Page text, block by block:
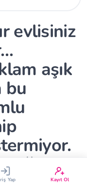
evlisiniz
aşık
bu
8
test ile
Bebek İsim Bulucu
Bebek Aşı Takvimi
Gebelik Hesaplama
Gebe Sözlüğü
Yap Kayıt Ol